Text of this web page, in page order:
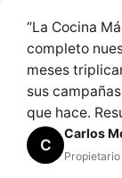
“La Cocina
completo
meses
sus
que hace.
C
Carlos
Propietario